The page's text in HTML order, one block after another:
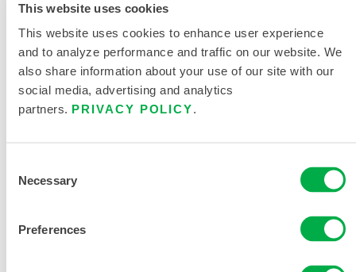
This website uses cookies
This website uses cookies to enhance user experience
and to analyze performance and traffic on our website. We
also share information about your use of our site with our
social media, advertising and analytics
partners. PRIVACY POLICY.
Selection
Necessary
Preferences
DOCUMENTACIÓN DEL
PRODUCTO
DOCUMENTOS RELACIONADOS